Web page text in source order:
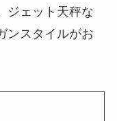
ジェット天秤な
ンスタイルがお